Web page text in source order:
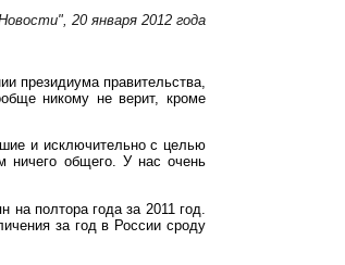
20 января 2012 года
президиума правительства,
никому не верит, кроме
и исключительно с целью
ничего общего. У нас очень
полтора года за 2011 год.
за год в России сроду